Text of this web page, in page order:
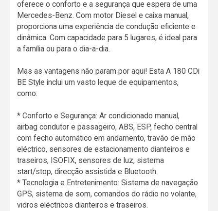
oferece o conforto e a segurança que espera de uma
Mercedes-Benz. Com motor Diesel e caixa manual,
proporciona uma experiência de condução eficiente e
dinâmica. Com capacidade para 5 lugares, é ideal para
a família ou para o dia-a-dia.
Mas as vantagens não param por aqui! Esta A 180 CDi
BE Style inclui um vasto leque de equipamentos,
como:
* Conforto e Segurança: Ar condicionado manual,
airbag condutor e passageiro, ABS, ESP, fecho central
com fecho automático em andamento, travão de mão
eléctrico, sensores de estacionamento dianteiros e
traseiros, ISOFIX, sensores de luz, sistema
start/stop, direcção assistida e Bluetooth.
* Tecnologia e Entretenimento: Sistema de navegação
GPS, sistema de som, comandos do rádio no volante,
vidros eléctricos dianteiros e traseiros.